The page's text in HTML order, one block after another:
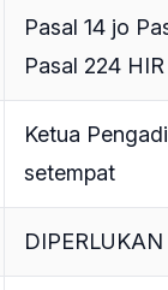
Pasal 14 jo
Pasal 224 HIR
Ketua
setempat
DIPERLUKAN